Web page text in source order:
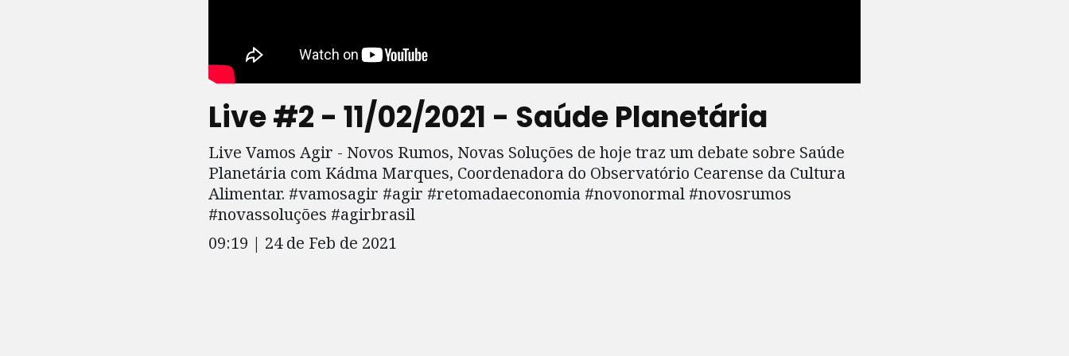
Live #2 - 11/02/2021 - Saúde Planetária
Live Vamos Agir - Novos Rumos, Novas Soluções de hoje traz um debate sobre Saúde
Planetária com Kádma Marques, Coordenadora do Observatório Cearense da Cultura
Alimentar. #vamosagir #agir #retomadaeconomia #novonormal #novosrumos
#novassoluções #agirbrasil
09:19 | 24 de Feb de 2021